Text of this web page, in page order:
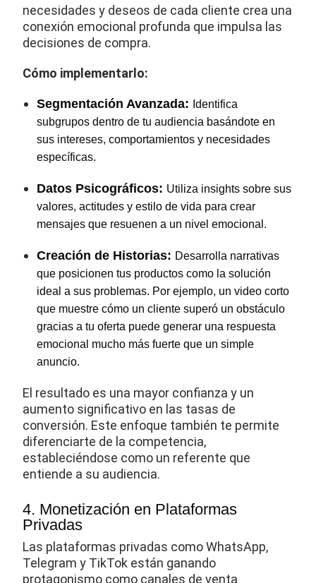
necesidades y deseos de cada cliente crea una
conexión emocional profunda que impulsa las
decisiones de compra.
Cómo implementarlo:
Segmentación Avanzada: Identifica
subgrupos dentro de tu audiencia basándote en
sus intereses, comportamientos y necesidades
específicas.
Datos Psicográficos: Utiliza insights sobre sus
valores, actitudes y estilo de vida para crear
mensajes que resuenen a un nivel emocional.
Creación de Historias: Desarrolla narrativas
que posicionen tus productos como la solución
ideal a sus problemas. Por ejemplo, un video corto
que muestre cómo un cliente superó un obstáculo
gracias a tu oferta puede generar una respuesta
emocional mucho más fuerte que un simple
anuncio.
El resultado es una mayor confianza y un
aumento significativo en las tasas de
conversión. Este enfoque también te permite
diferenciarte de la competencia,
estableciéndose como un referente que
entiende a su audiencia.
4. Monetización en Plataformas
Privadas
Las plataformas privadas como WhatsApp,
Telegram y TikTok están ganando
protagonismo como canales de venta